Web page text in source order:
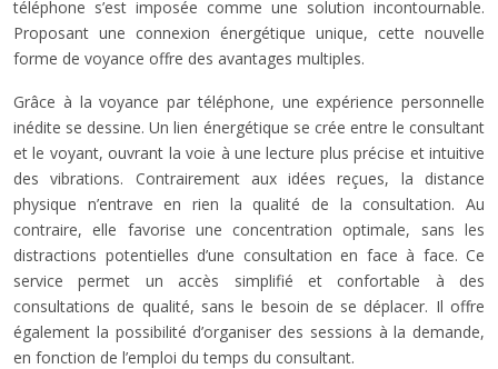
téléphone s’est imposée comme une solution incontournable.
Proposant une connexion énergétique unique, cette nouvelle
forme de voyance offre des avantages multiples.
Grâce à la voyance par téléphone, une expérience personnelle
inédite se dessine. Un lien énergétique se crée entre le consultant
et le voyant, ouvrant la voie à une lecture plus précise et intuitive
des vibrations. Contrairement aux idées reçues, la distance
physique n’entrave en rien la qualité de la consultation. Au
contraire, elle favorise une concentration optimale, sans les
distractions potentielles d’une consultation en face à face. Ce
service permet un accès simplifié et confortable à des
consultations de qualité, sans le besoin de se déplacer. Il offre
également la possibilité d’organiser des sessions à la demande,
en fonction de l’emploi du temps du consultant.